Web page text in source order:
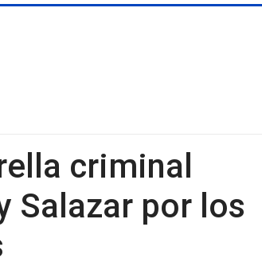
criminal
Salazar por los